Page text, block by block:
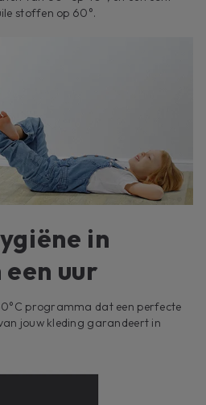
stoffen op 60°.
in
uur
programma dat een perfecte
jouw kleding garandeert in